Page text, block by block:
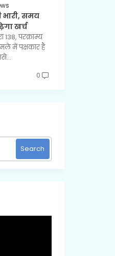
समय
खर्च
परक्राम्य
में पक्षकार हैं
0